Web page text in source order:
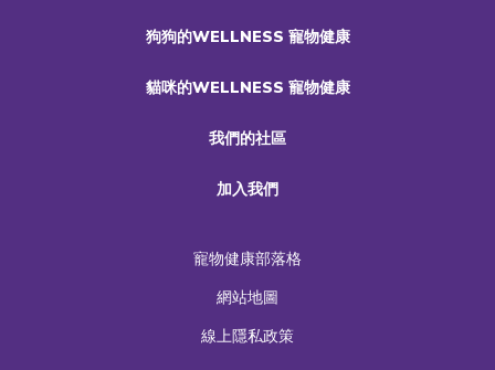
狗狗的WELLNESS 寵物健康
貓咪的WELLNESS 寵物健康
我們的社區
加入我們
寵物健康部落格
網站地圖
線上隱私政策